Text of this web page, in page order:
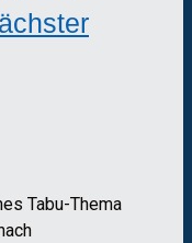
Tabu-Thema